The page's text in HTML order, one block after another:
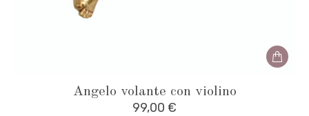
Angelo volante con violino
99,00 €